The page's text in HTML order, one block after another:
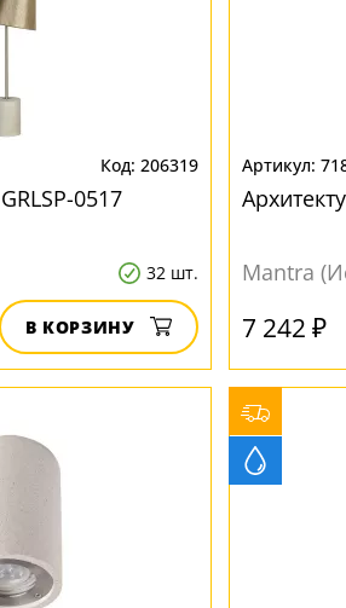
206319
0517
32 шт.
В КОРЗИНУ
Mantra
7 242 ₽